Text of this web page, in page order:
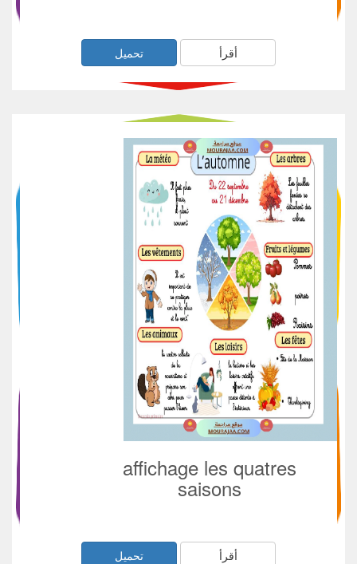
أقرأ تحميل
affichage les quatres
saisons
أقرأ تحميل